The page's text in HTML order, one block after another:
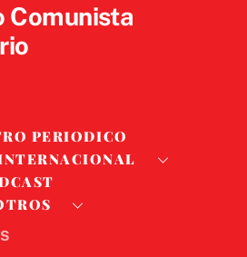
Comunista
PERIODICO